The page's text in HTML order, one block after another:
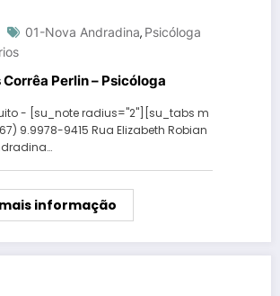
01-Nova Andradina, Psicóloga
Perlin – Psicóloga
- [su_note radius="2"][su_tabs m
9.9978-9415 Rua Elizabeth Robian
informação